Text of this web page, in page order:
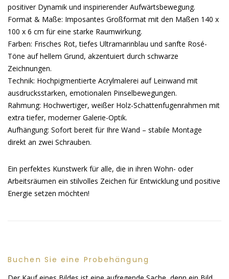
positiver Dynamik und inspirierender Aufwärtsbewegung.
Format & Maße: Imposantes Großformat mit den Maßen 140 x
100 x 6 cm für eine starke Raumwirkung.
Farben: Frisches Rot, tiefes Ultramarinblau und sanfte Rosé-
Töne auf hellem Grund, akzentuiert durch schwarze
Zeichnungen.
Technik: Hochpigmentierte Acrylmalerei auf Leinwand mit
ausdrucksstarken, emotionalen Pinselbewegungen.
Rahmung: Hochwertiger, weißer Holz-Schattenfugenrahmen mit
extra tiefer, moderner Galerie-Optik.
Aufhängung: Sofort bereit für Ihre Wand – stabile Montage
direkt an zwei Schrauben.
Ein perfektes Kunstwerk für alle, die in ihren Wohn- oder
Arbeitsräumen ein stilvolles Zeichen für Entwicklung und positive
Energie setzen möchten!
Buchen Sie eine Probehängung